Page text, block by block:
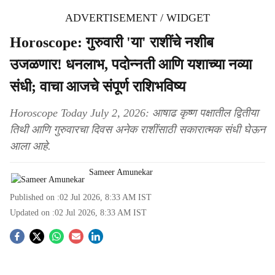
ADVERTISEMENT / WIDGET
Horoscope: गुरुवारी 'या' राशींचे नशीब
उजळणार! धनलाभ, पदोन्नती आणि यशाच्या नव्या
संधी; वाचा आजचे संपूर्ण राशिभविष्य
Horoscope Today July 2, 2026: आषाढ कृष्ण पक्षातील द्वितीया
तिथी आणि गुरुवारचा दिवस अनेक राशींसाठी सकारात्मक संधी घेऊन
आला आहे.
Sameer Amunekar
Published on :02 Jul 2026, 8:33 AM IST
Updated on :02 Jul 2026, 8:33 AM IST
S